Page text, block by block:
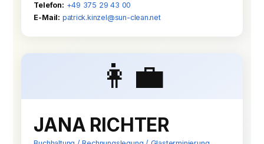
Telefon: +49 375 29 43 00
E-Mail: patrick.kinzel@sun-clean.net
👩‍💼
JANA RICHTER